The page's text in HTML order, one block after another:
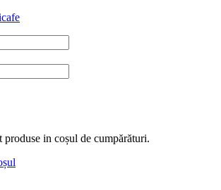
produse in coșul de cumpărături.